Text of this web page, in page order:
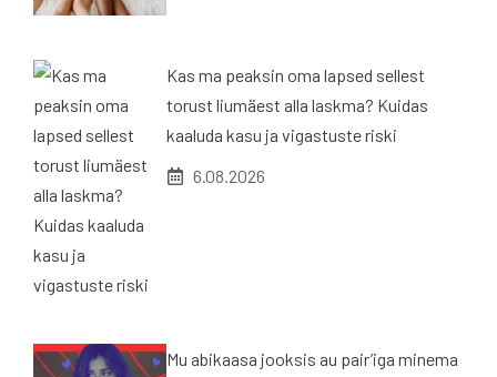
Kas ma peaksin oma lapsed sellest
torust liumäest alla laskma? Kuidas
kaaluda kasu ja vigastuste riski
6.08.2026
Mu abikaasa jooksis au pair’iga minema